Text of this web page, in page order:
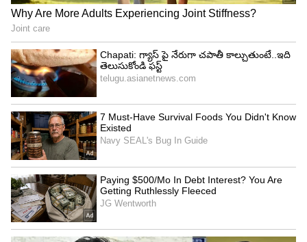
వయస్సుకు సంబంధించిన పత్రాలను తనిఖీ చేసి, ఆమె
మైనర్ అని నిర్ధారించింది.